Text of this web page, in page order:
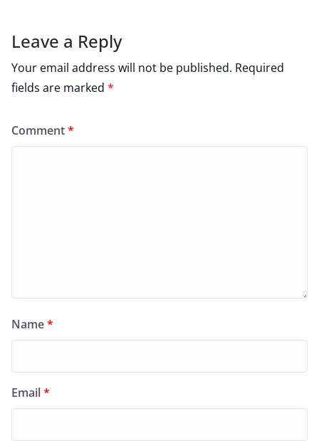
Leave a Reply
Your email address will not be published. Required
fields are marked *
Comment*
Name*
Email*